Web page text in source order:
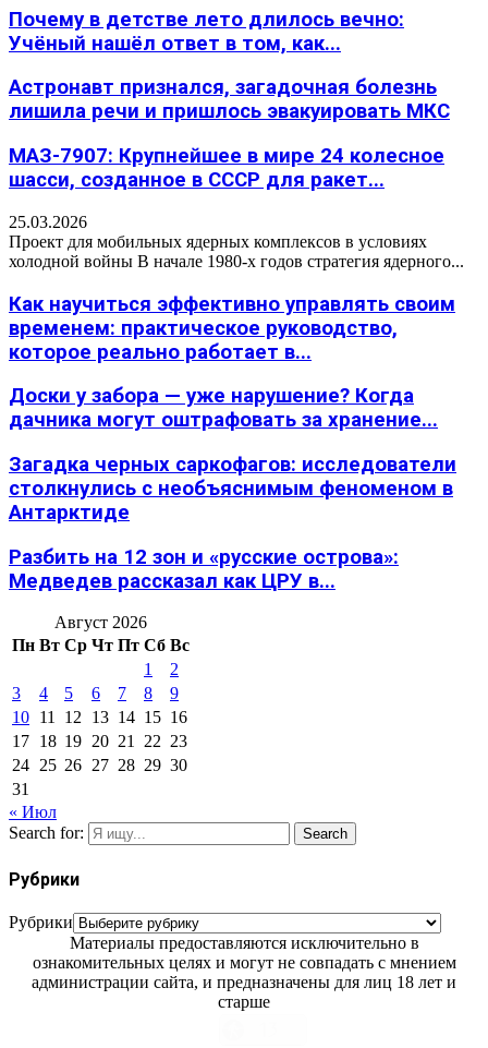
Почему в детстве лето длилось вечно:
Учёный нашёл ответ в том, как...
Астронавт признался, загадочная болезнь
лишила речи и пришлось эвакуировать МКС
МАЗ-7907: Крупнейшее в мире 24 колесное
шасси, созданное в СССР для ракет...
25.03.2026
Проект для мобильных ядерных комплексов в условиях
холодной войны В начале 1980-х годов стратегия ядерного...
Как научиться эффективно управлять своим
временем: практическое руководство,
которое реально работает в...
Доски у забора — уже нарушение? Когда
дачника могут оштрафовать за хранение...
Загадка черных саркофагов: исследователи
столкнулись с необъяснимым феноменом в
Антарктиде
Разбить на 12 зон и «русские острова»:
Медведев рассказал как ЦРУ в...
Август 2026
Пн Вт Ср Чт Пт Сб Вс
1
2
3
4 5 6 7 8
9
10 11 12 13 14 15 16
17 18 19 20 21 22 23
24 25 26 27 28 29 30
31
« Июл
Search for:
Search
Рубрики
Рубрики
Материалы предоставляются исключительно в
ознакомительных целях и могут не совпадать с мнением
администрации сайта, и предназначены для лиц 18 лет и
старше